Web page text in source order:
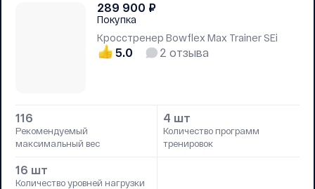
289 900 ₽
Покупка
Кросстренер Bowflex Max Trainer SEi
5.0 2 отзыва
116
Рекомендуемый
максимальный вес
4 шт
Количество программ
тренировок
16 шт
Количество уровней нагрузки